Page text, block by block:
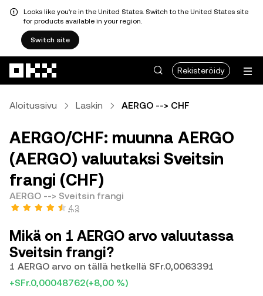
Looks like you're in the United States. Switch to the United States site
for products available in your region.
Switch site
Rekisteröidy
Aloitussivu Laskin AERGO --> CHF
AERGO/CHF: muunna AERGO
(AERGO) valuutaksi Sveitsin
frangi (CHF)
AERGO --> Sveitsin frangi
4,3
Mikä on 1 AERGO arvo valuutassa
Sveitsin frangi?
1 AERGO arvo on tällä hetkellä SFr.0,0063391
+SFr.0,00048762(+8,00 %)